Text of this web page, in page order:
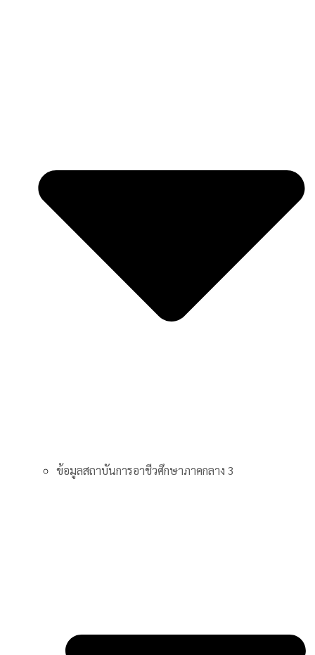
ข้อมูลสถาบันการอาชีวศึกษาภาคกลาง 3